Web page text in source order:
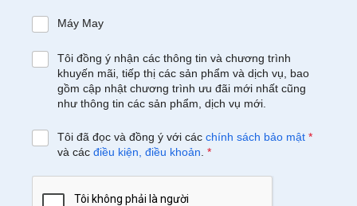
Máy May
Tôi đồng ý nhận các thông tin và chương trình
khuyến mãi, tiếp thị các sản phẩm và dịch vụ, bao
gồm cập nhật chương trình ưu đãi mới nhất cũng
như thông tin các sản phẩm, dịch vụ mới.
Tôi đã đọc và đồng ý với các chính sách bảo mật *
và các điều kiện, điều khoản *